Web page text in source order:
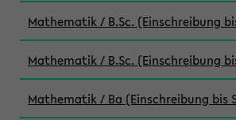
Mathematik / B.Sc. (Einschreibung
Mathematik / B.Sc. (Einschreibung
Mathematik / Ba (Einschreibung bis